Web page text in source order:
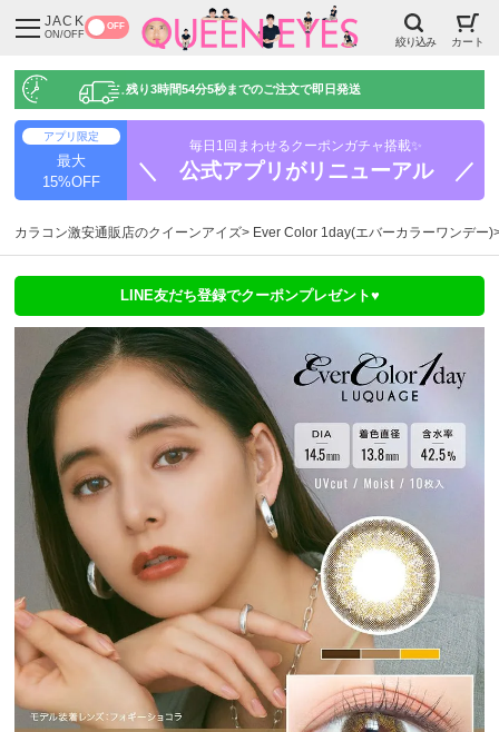
JACK
ON/OFF
OFF
絞り込み カート
残り3時間54分5秒までのご注文で即日発送
アプリ限定
最大
15%OFF
毎日1回まわせるクーポンガチャ搭載✨
＼ 公式アプリがリニューアル ／
カラコン激安通販店のクイーンアイズ Ever Color 1day(エバーカラーワンデー)
LINE友だち登録でクーポンプレゼント♥